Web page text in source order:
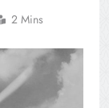
2 Mins